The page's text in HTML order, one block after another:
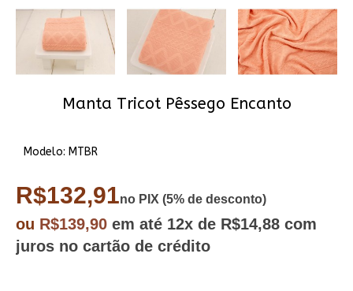
Manta Tricot Pêssego Encanto
Modelo: MTBR
R$132,91no PIX (5% de desconto)
ou R$139,90 em até 12x de R$14,88 com
juros no cartão de crédito